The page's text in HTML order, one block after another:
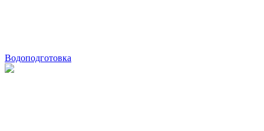
Водоподготовка